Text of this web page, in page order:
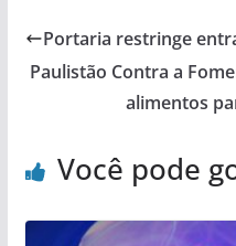
Portaria restringe
Paulistão Contra a
alimentos
Você pode